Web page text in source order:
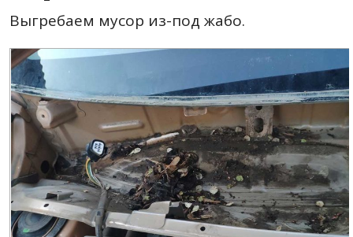
Выгребаем мусор из-под жабо.